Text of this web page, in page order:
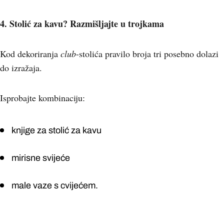
4. Stolić za kavu? Razmišljajte u trojkama
Kod dekoriranja club-stolića pravilo broja tri posebno dolazi
do izražaja.
Isprobajte kombinaciju:
knjige za stolić za kavu
mirisne svijeće
male vaze s cvijećem.